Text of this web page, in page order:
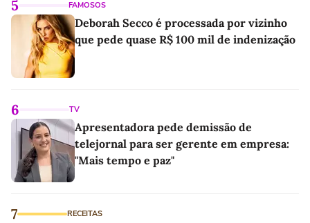
5 FAMOSOS
Deborah Secco é processada por vizinho
que pede quase R$ 100 mil de indenização
6 TV
Apresentadora pede demissão de
telejornal para ser gerente em empresa:
"Mais tempo e paz"
7 RECEITAS